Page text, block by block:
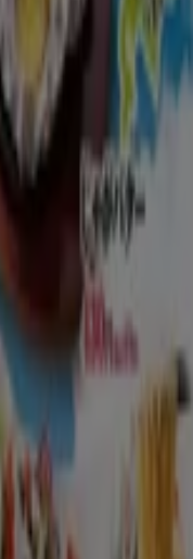
のビジネス
スト カタロ
でのステーキガスト
でのステーキガスト
のオファー